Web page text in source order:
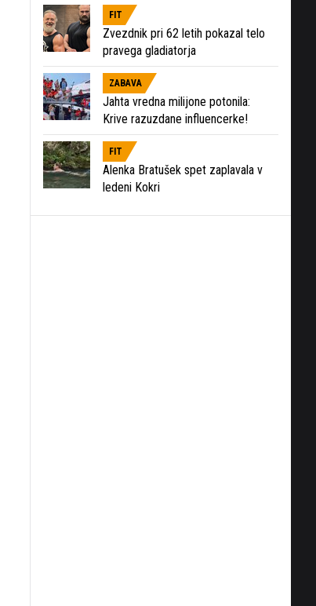
FIT
Zvezdnik pri 62 letih pokazal telo
pravega gladiatorja
ZABAVA
Jahta vredna milijone potonila:
Krive razuzdane influencerke!
FIT
Alenka Bratušek spet zaplavala v
ledeni Kokri